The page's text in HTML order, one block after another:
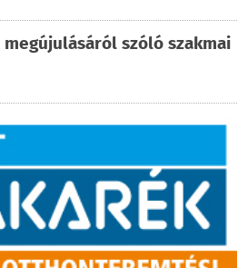
szóló szakmai